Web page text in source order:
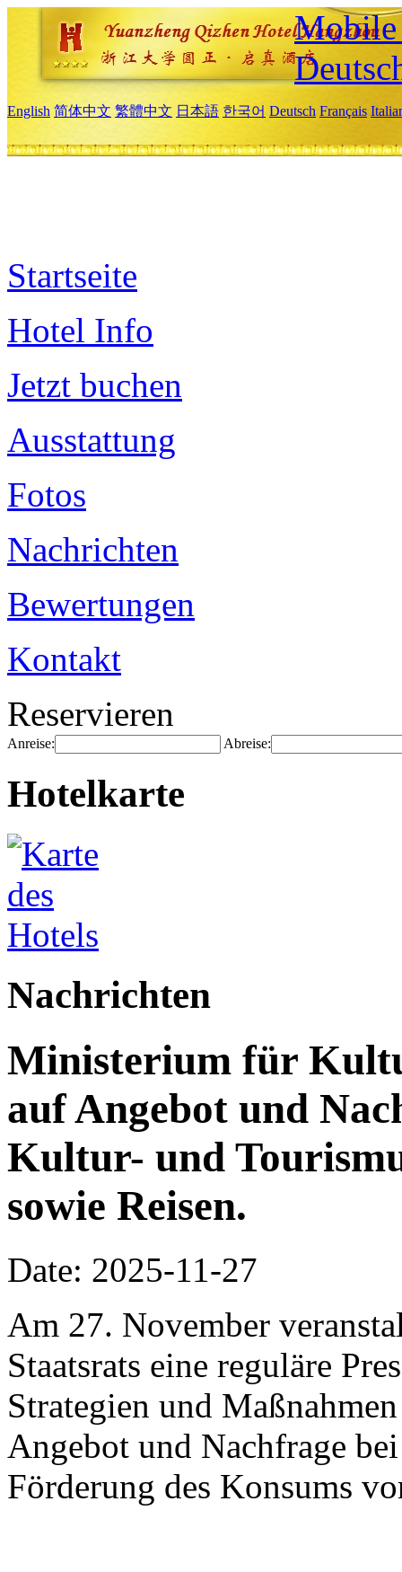
Mobile
English 简体中文 繁體中文 日本語 한국어 Deutsch Français
Startseite
Hotel Info
Jetzt buchen
Ausstattung
Fotos
Nachrichten
Bewertungen
Kontakt
Reservieren
Anreise: Abreise:
Hotelkarte
Nachrichten
Ministerium für
auf Angebot und
Kultur- und
sowie Reisen.
Date: 2025-11-27
Am 27. November
Staatsrats eine reguläre
Strategien und
Angebot und Nachfrage
Förderung des Konsums